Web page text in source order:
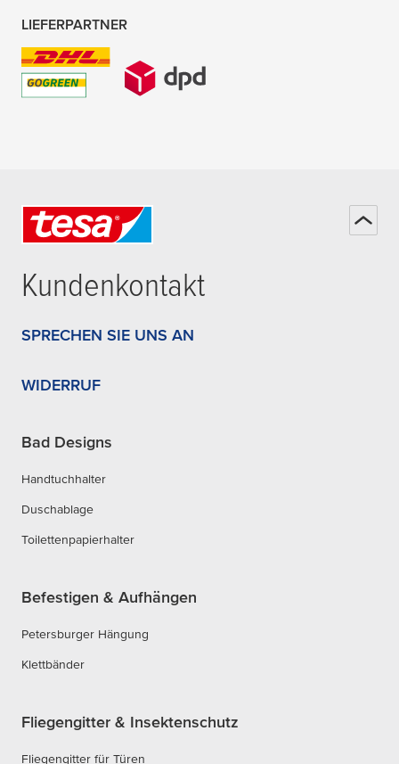
LIEFERPARTNER
Kundenkontakt
SPRECHEN SIE UNS AN
WIDERRUF
Bad Designs
Handtuchhalter
Duschablage
Toilettenpapierhalter
Befestigen & Aufhängen
Petersburger Hängung
Klettbänder
Fliegengitter & Insektenschutz
Fliegengitter für Türen